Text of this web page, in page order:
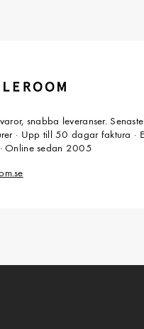
varor, snabba leveranser.
· Upp till 50 dagar faktura ·
Online sedan 2005